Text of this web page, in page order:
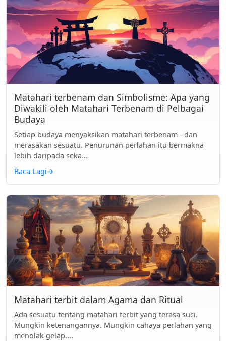
Matahari terbenam dan Simbolisme: Apa yang
Diwakili oleh Matahari Terbenam di Pelbagai
Budaya
Setiap budaya menyaksikan matahari terbenam - dan
merasakan sesuatu. Penurunan perlahan itu bermakna
lebih daripada seka...
Baca Lagi→
Matahari terbit dalam Agama dan Ritual
Ada sesuatu tentang matahari terbit yang terasa suci.
Mungkin ketenangannya. Mungkin cahaya perlahan yang
menolak gelap....